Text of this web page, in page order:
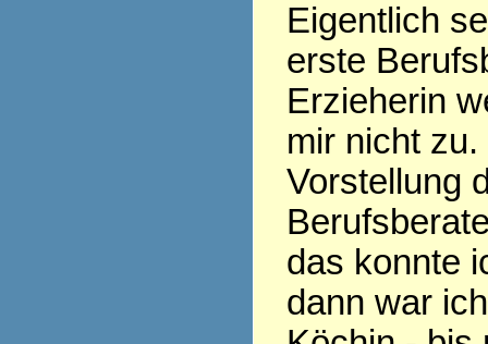
Eigentlich
erste
Erzieherin
mir nicht
Vorstellung
das konnte
dann war